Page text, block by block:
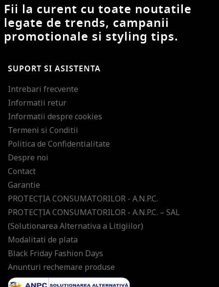
Fii la curent cu toate noutatile
legate de trends, campanii
promotionale si styling tips.
SUPORT SI ASISTENTA
Intrebari frecvente
Informatii retur
Informatii despre cookies
Termeni si Conditii
Politica de Confidentialitate
Despre noi
Contact
Garantie
PROTECŢIA CONSUMATORILOR - A.N.P.C.
PROTECŢIA CONSUMATORILOR - A.N.P.C. – SAL
(Solutionarea Alternativa a Litigiilor)
Modalitati de plata
Black Friday Fashion Days
Anunturi rechemare produse